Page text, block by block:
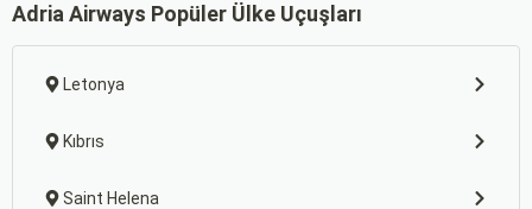
Adria Airways Popüler Ülke Uçuşları
Letonya
Kıbrıs
Saint Helena